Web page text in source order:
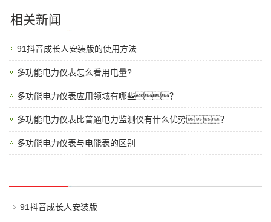
相关新闻
91抖音成长人安装版的使用方法
多功能电力仪表怎么看用电量?
多功能电力仪表应用领域有哪些？
多功能电力仪表比普通电力监测仪有什么优势？
多功能电力仪表与电能表的区别
91抖音成长人安装版